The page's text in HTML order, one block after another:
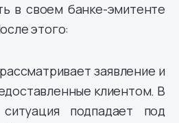
в своем банке-эмитенте
этого:
заявление и
клиентом. В
подпадает под